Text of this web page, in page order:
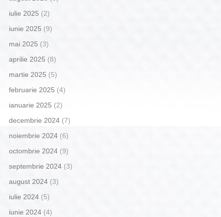
iulie 2025 (2)
iunie 2025 (9)
mai 2025 (3)
aprilie 2025 (8)
martie 2025 (5)
februarie 2025 (4)
ianuarie 2025 (2)
decembrie 2024(7)
noiembrie 2024(6)
octombrie 2024(9)
septembrie 2024(3)
august 2024(3)
iulie 2024(5)
iunie 2024(4)